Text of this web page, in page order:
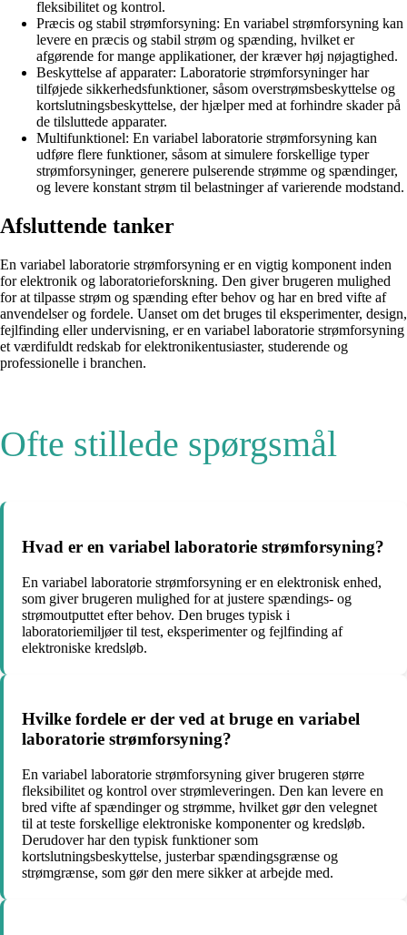
fleksibilitet og kontrol.
Præcis og stabil strømforsyning: En variabel strømforsyning kan
levere en præcis og stabil strøm og spænding, hvilket er
afgørende for mange applikationer, der kræver høj nøjagtighed.
Beskyttelse af apparater: Laboratorie strømforsyninger har
tilføjede sikkerhedsfunktioner, såsom overstrømsbeskyttelse og
kortslutningsbeskyttelse, der hjælper med at forhindre skader på
de tilsluttede apparater.
Multifunktionel: En variabel laboratorie strømforsyning kan
udføre flere funktioner, såsom at simulere forskellige typer
strømforsyninger, generere pulserende strømme og spændinger,
og levere konstant strøm til belastninger af varierende modstand.
Afsluttende tanker
En variabel laboratorie strømforsyning er en vigtig komponent inden
for elektronik og laboratorieforskning. Den giver brugeren mulighed
for at tilpasse strøm og spænding efter behov og har en bred vifte af
anvendelser og fordele. Uanset om det bruges til eksperimenter, design,
fejlfinding eller undervisning, er en variabel laboratorie strømforsyning
et værdifuldt redskab for elektronikentusiaster, studerende og
professionelle i branchen.
Ofte stillede spørgsmål
Hvad er en variabel laboratorie strømforsyning?
En variabel laboratorie strømforsyning er en elektronisk enhed,
som giver brugeren mulighed for at justere spændings- og
strømoutputtet efter behov. Den bruges typisk i
laboratoriemiljøer til test, eksperimenter og fejlfinding af
elektroniske kredsløb.
Hvilke fordele er der ved at bruge en variabel
laboratorie strømforsyning?
En variabel laboratorie strømforsyning giver brugeren større
fleksibilitet og kontrol over strømleveringen. Den kan levere en
bred vifte af spændinger og strømme, hvilket gør den velegnet
til at teste forskellige elektroniske komponenter og kredsløb.
Derudover har den typisk funktioner som
kortslutningsbeskyttelse, justerbar spændingsgrænse og
strømgrænse, som gør den mere sikker at arbejde med.